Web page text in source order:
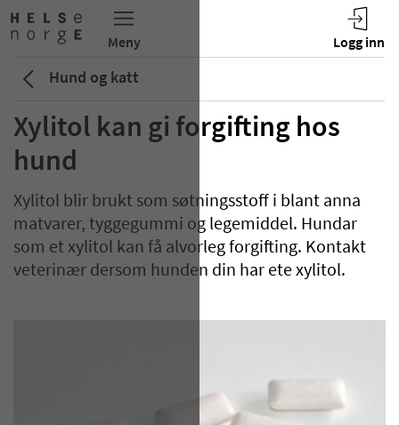
Hund og katt
Xylitol kan gi forgifting hos
hund
Xylitol blir brukt som søtningsstoff i blant anna
matvarer, tyggegummi og legemiddel. Hundar
som et xylitol kan få alvorleg forgifting. Kontakt
veterinær dersom hunden din har ete xylitol.